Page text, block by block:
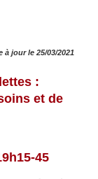
à jour le 25/03/2021
:
et de
45